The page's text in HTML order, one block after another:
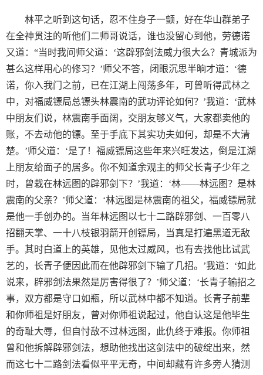
林平之听到这句话，忍不住身子一颤，好在华山群弟子
在全神贯注的听他们二师哥说话，谁也没留心到他，劳德诺
又道：“当时我问师父道：‘这辟邪剑法威力很大么？青城派为
甚么这样用心的修习？’师父不答，闭眼沉思半晌才道：‘德
诺，你入我门之前，已在江湖上闯荡多年，可曾听得武林之
中，对福威镖局总镖头林震南的武功评论如何？’我道：‘武林
中朋友们说，林震南手面阔，交朋友够义气，大家都卖他的
账，不去动他的镖。至于手底下其实功夫如何，却是不大清
楚。’师父道：‘是了！福威镖局这些年来兴旺发达，倒是江湖
上朋友给面子的居多。你不知道余观主的师父长青子少年之
时，曾栽在林远图的辟邪剑下？’我道：‘林——林远图？是林
震南的父亲？’师父道：‘林远图是林震南的祖父，福威镖局就
是他一手创办的。当年林远图以七十二路辟邪剑、一百零八
招翻天掌、一十八枝银羽箭开创镖局，当真是打遍黑道无敌
手。其时白道上的英雄，见他太过威风，也有去找他比试武
艺的，长青子便因此而在他辟邪剑下输了几招。’我道：‘如此
说来，辟邪剑法果然是厉害得很了？’师父道：‘长青子输招之
事，双方都是守口如瓶，所以武林中都不知道。长青子前辈
和你师祖是好朋友，曾对你师祖说起过，他自认这是他毕生
的奇耻大辱，但自忖敌不过林远图，此仇终于难报。你师祖
曾和他拆解辟邪剑法，想助他找出这剑法中的破绽出来，然
而这七十二路剑法看似平平无奇，中间却藏有许多旁人猜测